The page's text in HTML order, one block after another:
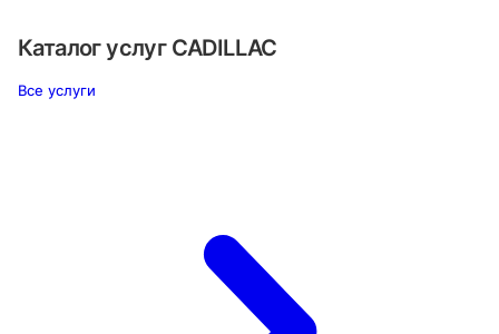
Каталог услуг CADILLAC
Все услуги